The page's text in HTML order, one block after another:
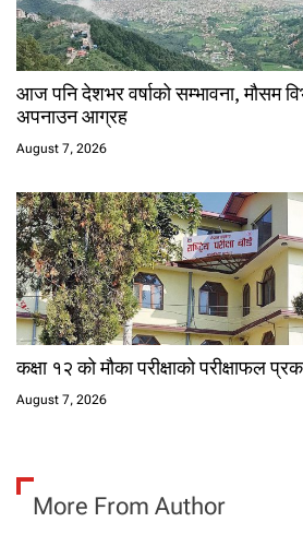
आज पनि देशभर वर्षाको सम्भावना, मौसम
अपनाउन आग्रह
August 7, 2026
कक्षा १२ को मौका परीक्षाको परीक्षाफल
August 7, 2026
More From Author